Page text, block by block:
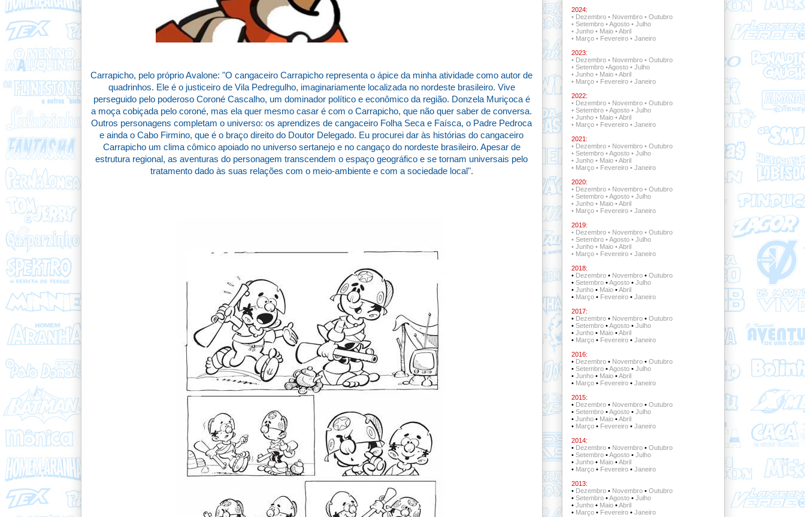
Carrapicho, pelo próprio Avalone: "O cangaceiro Carrapicho representa o ápice da minha atividade como autor de
quadrinhos. Ele é o justiceiro de Vila Pedregulho, imaginariamente localizada no nordeste brasileiro. Vive
perseguido pelo poderoso Coroné Cascalho, um dominador político e econômico da região. Donzela Muriçoca é
a moça cobiçada pelo coroné, mas ela quer mesmo casar é com o Carrapicho, que não quer saber de conversa.
Outros personagens completam o universo: os aprendizes de cangaceiro Folha Seca e Faísca, o Padre Pedroca
e ainda o Cabo Firmino, que é o braço direito do Doutor Delegado. Eu procurei dar às histórias do cangaceiro
Carrapicho um clima cômico apoiado no universo sertanejo e no cangaço do nordeste brasileiro. Apesar de
estrutura regional, as aventuras do personagem transcendem o espaço geográfico e se tornam universais pelo
tratamento dado às suas relações com o meio-ambiente e com a sociedade local".
2024:
• Dezembro• Novembro• Outubro
• Setembro•Agosto• Julho
• Junho• Maio•Abril
• Março• Fevereiro• Janeiro
2023:
• Dezembro• Novembro• Outubro
• Setembro•Agosto• Julho
• Junho• Maio•Abril
• Março• Fevereiro• Janeiro
2022:
• Dezembro • Novembro• Outubro
• Setembro •Agosto• Julho
• Junho• Maio•Abril
• Março• Fevereiro• Janeiro
2021:
• Dezembro • Novembro • Outubro
• Setembro•Agosto• Julho
• Junho• Maio•Abril
• Março• Fevereiro• Janeiro
2020:
• Dezembro• Novembro• Outubro
• Setembro•Agosto• Julho
• Junho• Maio•Abril
• Março• Fevereiro• Janeiro
2019:
• Dezembro• Novembro• Outubro
• Setembro•Agosto• Julho
• Junho• Maio•Abril
• Março• Fevereiro• Janeiro
2018:
• Dezembro• Novembro• Outubro
• Setembro•Agosto• Julho
• Junho• Maio•Abril
• Março• Fevereiro• Janeiro
2017:
• Dezembro• Novembro• Outubro
• Setembro•Agosto• Julho
• Junho• Maio•Abril
• Março• Fevereiro• Janeiro
2016:
• Dezembro• Novembro• Outubro
• Setembro•Agosto• Julho
• Junho• Maio•Abril
• Março• Fevereiro• Janeiro
2015:
• Dezembro• Novembro• Outubro
• Setembro•Agosto• Julho
• Junho• Maio•Abril
• Março• Fevereiro• Janeiro
2014:
• Dezembro • Novembro • Outubro
• Setembro• Agosto • Julho
• Junho• Maio•Abril
• Março• Fevereiro• Janeiro
2013:
• Dezembro• Novembro• Outubro
• Setembro•Agosto• Julho
• Junho• Maio•Abril
• Março• Fevereiro• Janeiro